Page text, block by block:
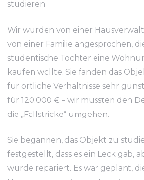
studieren
Wir wurden von einer
von einer Familie angesprochen,
studentische Tochter eine
kaufen wollte. Sie fanden das
für örtliche Verhältnisse sehr
für 120.000 € – wir mussten den
die „Fallstricke“ umgehen.
Sie begannen, das Objekt zu
festgestellt, dass es ein Leck gab,
wurde repariert. Es war geplant,